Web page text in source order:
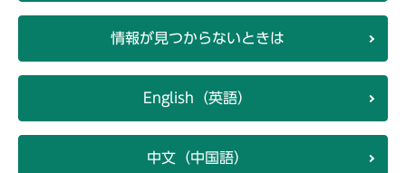
情報が見つからないときは
English（英語）
中文（中国語）